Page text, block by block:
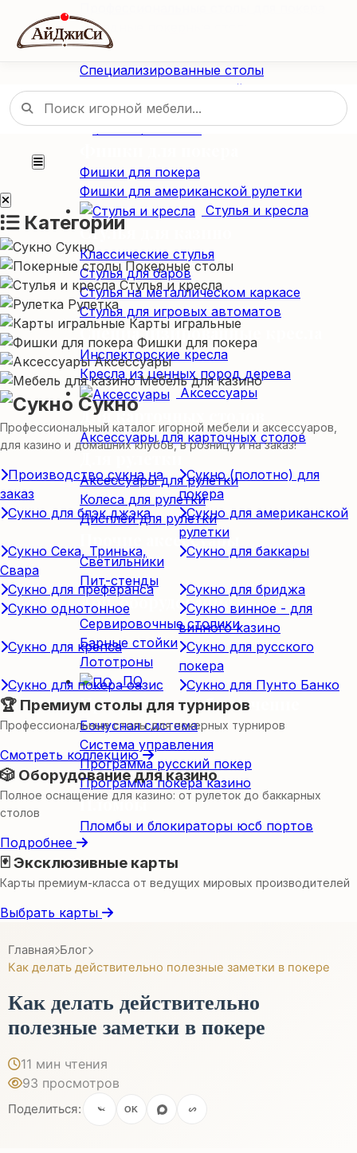
Складные покерные столы
Специализированные столы
Специализированные столы
Столы для американской рулетки
Столы из массива дерева
Фишки / Жетоны
Фишки для покера
Фишки для американской рулетки
Стулья и кресла
Стулья для казино
Классические стулья
Стулья для баров
Стулья на металлическом каркасе
Стулья для игровых автоматов
Специализированные кресла
Инспекторские кресла
Кресла из ценных пород дерева
Аксессуары
Для карточных столов
Аксессуары для карточных столов
Для рулетки
Аксессуары для рулетки
Колеса для рулетки
Дисплеи для рулетки
Прочие аксессуары
Светильники
Пит-стенды
Доп. оборудование
Сервировочные столики
Барные стойки
Лототроны
ПО
Программное обеспечение
Бонусная система
Система управления
Программа русский покер
Программа покера казино
Пломбы
Пломбы и блокираторы юсб портов
Категории
Сукно
Покерные столы
Стулья и кресла
Рулетка
Карты игральные
Фишки для покера
Аксессуары
Мебель для казино
Сукно
Профессиональный каталог игорной мебели и аксессуаров,
для казино и домашних клубов, в розницу и на заказ!
Производство сукна на
заказ
Сукно (полотно) для
покера
Сукно для блэк джэка
Сукно для американской
рулетки
Сукно Сека, Тринька,
Свара
Сукно для баккары
Сукно для преферанса
Сукно для бриджа
Сукно однотонное
Сукно винное - для
винного казино
Сукно для крепса
Сукно для русского
покера
Сукно для покера оазис
Сукно для Пунто Банко
🏆 Премиум столы для турниров
Профессиональные столы для покерных турниров
Смотреть коллекцию
🎲 Оборудование для казино
Полное оснащение для казино: от рулеток до баккарных
столов
Подробнее
🃏 Эксклюзивные карты
Карты премиум-класса от ведущих мировых производителей
Выбрать карты
Главная Блог
Как делать действительно полезные заметки в покере
Как делать действительно
полезные заметки в покере
11 мин чтения
93 просмотров
Поделиться: OK